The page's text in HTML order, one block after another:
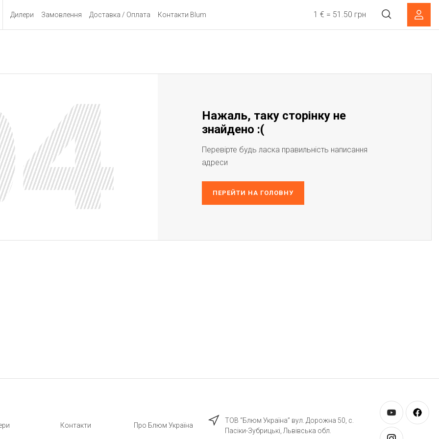
Дилери Замовлення Доставка / Оплата Контакти Blum 1 € = 51.50 грн
Нажаль, таку сторінку не
знайдено :(
Перевірте будь ласка правильність написання
адреси
ПЕРЕЙТИ НА ГОЛОВНУ
Контакти Про Блюм Україна
ТОВ “Блюм Україна” вул. Дорожна 50, c.
Пасіки-Зубрицькі, Львівська обл.